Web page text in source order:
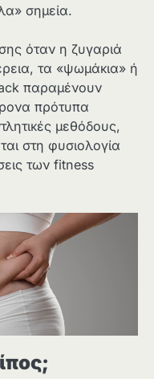
σημεία.
όταν η ζυγαριά
τα «ψωμάκια» ή
παραμένουν
πρότυπα
μεθόδους,
στη φυσιολογία
των fitness